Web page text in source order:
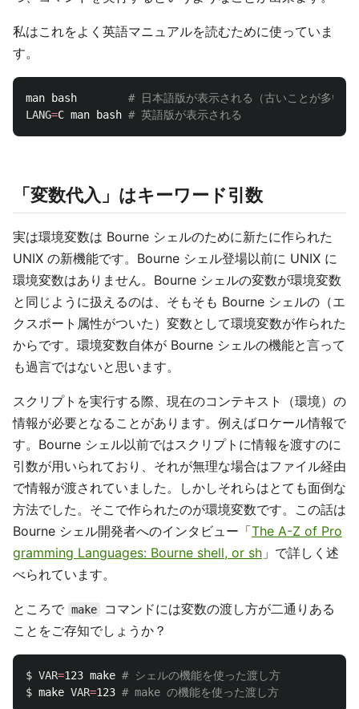
私はこれをよく英語マニュアルを読むために使っていま
す。
man bash # 日本語版が表示される（古いことが多い・
LANG=C man bash # 英語版が表示される
「変数代入」はキーワード引数
実は環境変数は Bourne シェルのために新たに作られた
UNIX の新機能です。Bourne シェル登場以前に UNIX に
環境変数はありません。Bourne シェルの変数が環境変数
と同じように扱えるのは、そもそも Bourne シェルの（エ
クスポート属性がついた）変数として環境変数が作られた
からです。環境変数自体が Bourne シェルの機能と言って
も過言ではないと思います。
スクリプトを実行する際、現在のコンテキスト（環境）の
情報が必要となることがあります。例えばロケール情報で
す。Bourne シェル以前ではスクリプトに情報を渡すのに
引数が用いられており、それが無理な場合はファイル経由
で情報が渡されていました。しかしそれらはとても面倒な
方法でした。そこで作られたのが環境変数です。この話は
Bourne シェル開発者へのインタビュー「The A-Z of Pro
gramming Languages: Bourne shell, or sh 」で詳しく述
べられています。
ところで make
コマンドには変数の渡し方が二通りある
ことをご存知でしょうか？
$ VAR=123 make # シェルの機能を使った渡し方
$ make VAR=123 # make の機能を使った渡し方